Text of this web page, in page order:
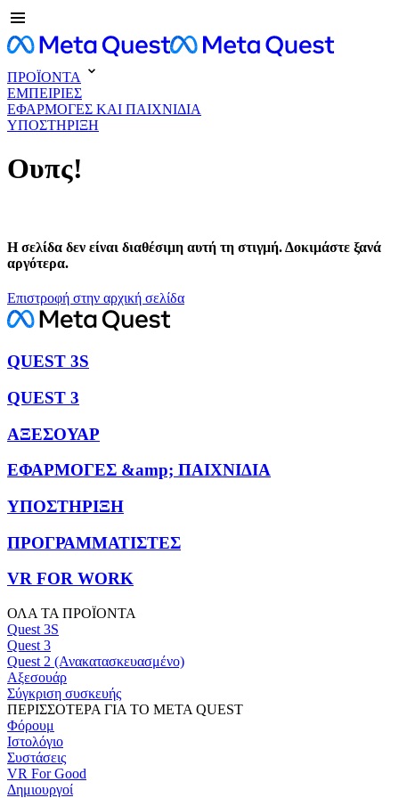
ΠΡΟΪΟΝΤΑ
ΕΜΠΕΙΡΙΕΣ
ΕΦΑΡΜΟΓΕΣ ΚΑΙ ΠΑΙΧΝΙΔΙΑ
ΥΠΟΣΤΗΡΙΞΗ
Ουπς!
Η σελίδα δεν είναι διαθέσιμη αυτή τη στιγμή. Δοκιμάστε ξανά
αργότερα.
Επιστροφή στην αρχική σελίδα
QUEST 3S
QUEST 3
ΑΞΕΣΟΥΑΡ
ΕΦΑΡΜΟΓΕΣ &amp; ΠΑΙΧΝΙΔΙΑ
ΥΠΟΣΤΗΡΙΞΗ
ΠΡΟΓΡΑΜΜΑΤΙΣΤΕΣ
VR FOR WORK
ΟΛΑ ΤΑ ΠΡΟΪΟΝΤΑ
Quest 3S
Quest 3
Quest 2 (Ανακατασκευασμένο)
Αξεσουάρ
Σύγκριση συσκευής
ΠΕΡΙΣΣΟΤΕΡΑ ΓΙΑ ΤΟ META QUEST
Φόρουμ
Ιστολόγιο
Συστάσεις
VR For Good
Δημιουργοί